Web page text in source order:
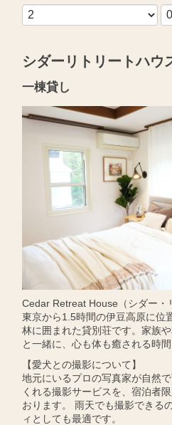
シダーリトリートハウ
一棟貸し
Cedar Retreat House（シダー・
東京から1.5時間の伊豆高原に位
林に囲まれた貸別荘です。家族
と一緒に、心も体も癒される時
【愛犬との撮影について】
地元にいるプロの写真家が自然
くれる撮影サービスを、宿泊者
おります。 雨天でも撮影できる
ィとしても最適です。